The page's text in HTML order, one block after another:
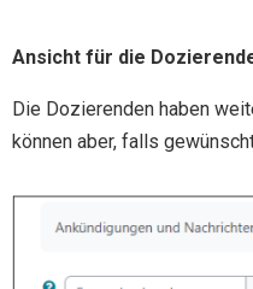
Ansicht für die
Die Dozierenden haben
können aber, falls